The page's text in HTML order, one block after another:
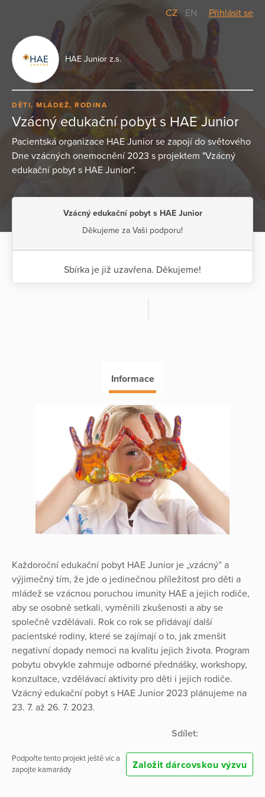
CZ/ EN Přihlásit se
HAE Junior z.s.
DĚTI, MLÁDEŽ, RODINA
Vzácný edukační pobyt s HAE Junior
Pacientská organizace HAE Junior se zapojí do světového
Dne vzácných onemocnění 2023 s projektem "Vzácný
edukační pobyt s HAE Junior".
Vzácný edukační pobyt s HAE Junior
Děkujeme za Vaši podporu!
Sbírka je již uzavřena. Děkujeme!
Informace
Každoroční edukační pobyt HAE Junior je „vzácný” a
výjimečný tím, že jde o jedinečnou příležitost pro děti a
mládež se vzácnou poruchou imunity HAE a jejich rodiče,
aby se osobně setkali, vyměnili zkušenosti a aby se
společně vzdělávali. Rok co rok se přidávají další
pacientské rodiny, které se zajímají o to, jak zmenšit
negativní dopady nemoci na kvalitu jejich života. Program
pobytu obvykle zahrnuje odborné přednášky, workshopy,
konzultace, vzdělávací aktivity pro děti i jejich rodiče.
Vzácný edukační pobyt s HAE Junior 2023 plánujeme na
23. 7. až 26. 7. 2023.
Sdílet:
Podpořte tento projekt ještě víc a
zapojte kamarády
Založit dárcovskou výzvu